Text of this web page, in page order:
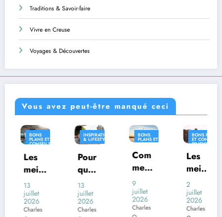
Traditions & Savoir-faire
Vivre en Creuse
Voyages & Découvertes
Vous avez peut-être manqué ceci
& LIFESTYLE
Pour
quoi
nes
com
juillet
2026
Charles
BONS
PLANS ET
CONSEILS
Com
ment
ger
en
juillet
2026
Charles
ET CONSEILS
PRATIQUES
Les
meill
desti
natio
juillet
2026
Charles
&
vivre
e
juin
2026
Charles